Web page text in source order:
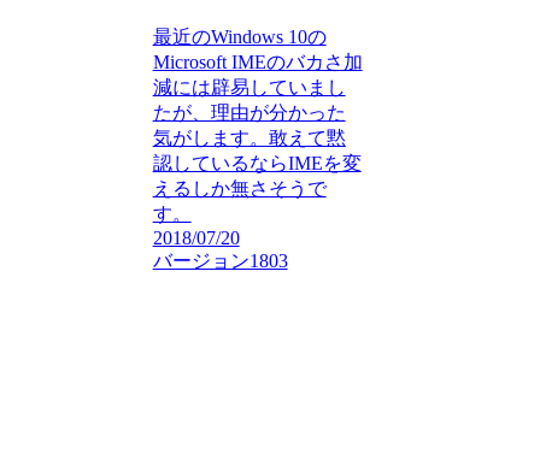
最近のWindows 10の
Microsoft IMEのバカさ加
減には辟易していまし
たが、理由が分かった
気がします。敢えて黙
認しているならIMEを変
えるしか無さそうで
す。
2018/07/20
バージョン1803